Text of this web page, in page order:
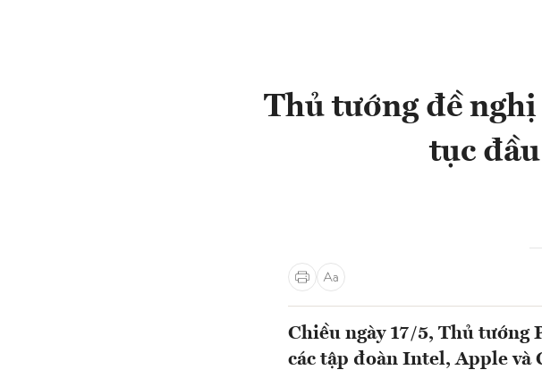
Thủ tướng đề
tục
Chiều ngày 17/5, Thủ tướng
các tập đoàn Intel, Apple và